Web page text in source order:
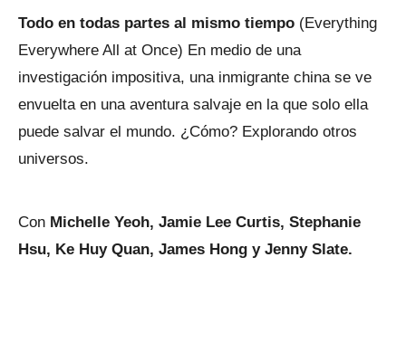
Todo en todas partes al mismo tiempo (Everything
Everywhere All at Once) En medio de una
investigación impositiva, una inmigrante china se ve
envuelta en una aventura salvaje en la que solo ella
puede salvar el mundo. ¿Cómo? Explorando otros
universos.
Con Michelle Yeoh, Jamie Lee Curtis, Stephanie
Hsu, Ke Huy Quan, James Hong y Jenny Slate.